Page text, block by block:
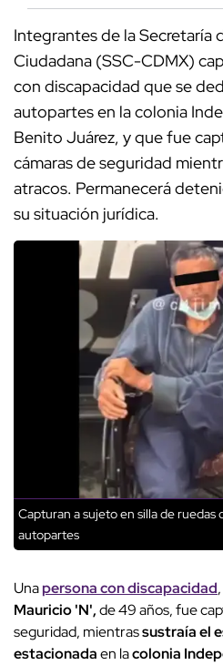
Integrantes de la Secretaría
Ciudadana (SSC-CDMX)
con discapacidad que se
autopartes en la colonia
Benito Juárez, y que fue
cámaras de seguridad
atracos. Permanecerá
su situación jurídica.
Capturan a sujeto en silla de ruedas
autopartes
Unapersona con discapacidad
Mauricio 'N',de 49 años, fue
seguridad, mientrassustraía el
estacionadaen lacolonia